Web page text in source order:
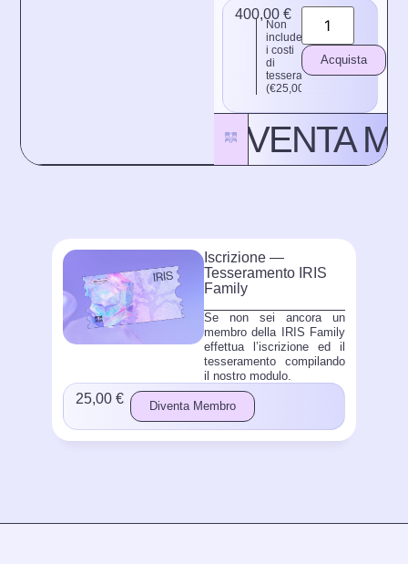
400,00€
Non
include
i costi
di
tesseramento
(€25,00)
Acquista
DIVENTA
Iscrizione —
Tesseramento IRIS
Family
Se non sei ancora un
membro della IRIS Family
effettua l’iscrizione ed il
tesseramento compilando
il nostro modulo.
25,00 € Diventa Membro